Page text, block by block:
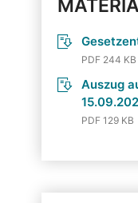
PDF 244 KB
Auszug
PDF 129 KB